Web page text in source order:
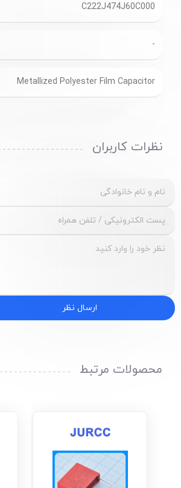
C222J474J60C000
-
Metallized Polyester Film Capacitor
نظرات کاربران
ارسال نظر
محصولات مرتبط